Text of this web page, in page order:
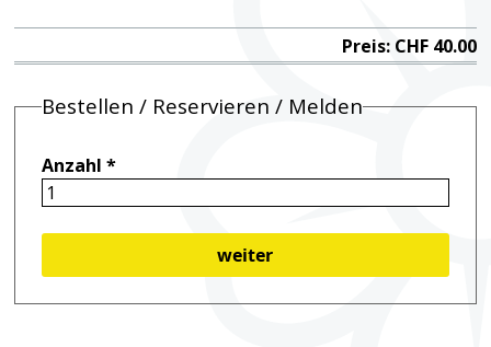
Preis: CHF 40.00
Bestellen / Reservieren / Melden
Anzahl*
weiter